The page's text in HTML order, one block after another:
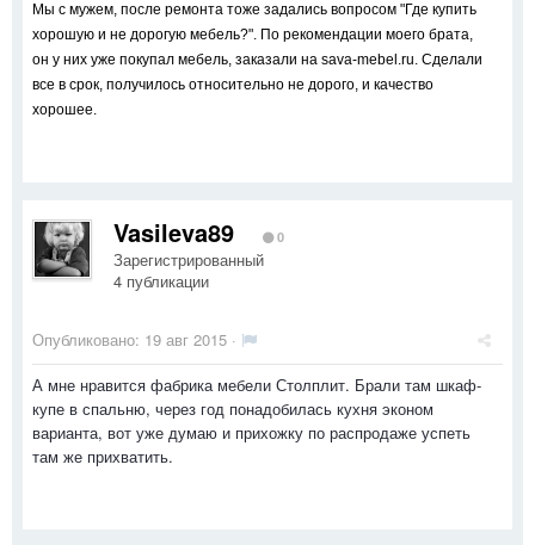
Мы с мужем, после ремонта тоже задались вопросом "Где купить
хорошую и не дорогую мебель?". По рекомендации моего брата,
он у них уже покупал мебель, заказали на sava-mebel.ru. Сделали
все в срок, получилось относительно не дорого, и качество
хорошее.
Vasileva89 0
Зарегистрированный
4 публикации
Опубликовано: 19 авг 2015 ·
А мне нравится фабрика мебели Столплит. Брали там шкаф-
купе в спальню, через год понадобилась кухня эконом
варианта, вот уже думаю и прихожку по распродаже успеть
там же прихватить.